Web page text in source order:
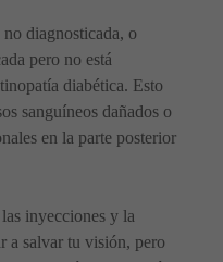
diagnosticada, o
pero no está
diabética. Esto
sanguíneos dañados o
en la parte posterior
inyecciones y la
a salvar tu visión, pero